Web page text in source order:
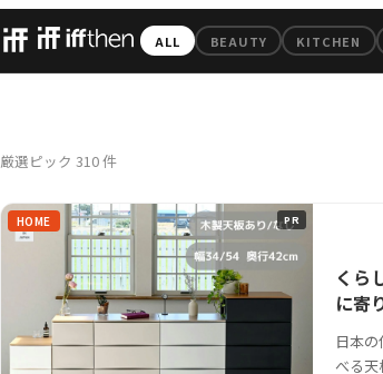
iffthen — 毎日のちょっ
ALL BEAUTY KITCHEN
厳選ピック 310件
HOME PR
くら
に寄
日本
べる